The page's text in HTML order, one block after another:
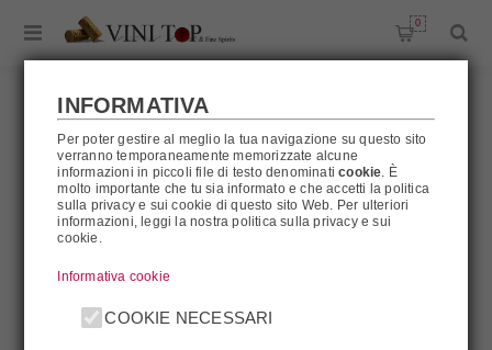
0
AKDOV
INFORMATIVA
Per poter gestire al meglio la tua navigazione su questo sito
verranno temporaneamente memorizzate alcune
informazioni in piccoli file di testo denominaticookie. È
molto importante che tu sia informato e che accetti la politica
sulla privacy e sui cookie di questo sito Web. Per ulteriori
informazioni, leggi la nostra politica sulla privacy e sui
cookie.
Informativa cookie
COOKIE NECESSARI